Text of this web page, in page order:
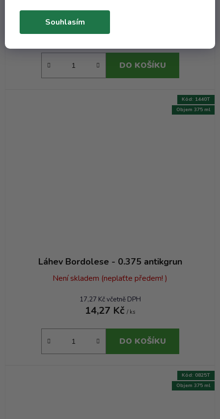
Souhlasím17,34 Kč včetně DPH
14,33 Kč
DO KOŠÍKU
Láhev Bordolese - 0.375 antikgrun
Není skladem (neplaťte předem! )
17,27 Kč včetně DPH
14,27 Kč / ks
DO KOŠÍKU
Objem 375 ml
Kód: 1440T
Objem 375 ml
Kód: 0825T